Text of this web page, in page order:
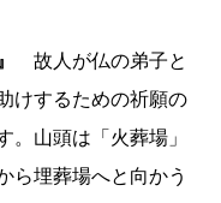
』 故人が仏の弟子と
けするための祈願の
。山頭は「火葬場」
ら埋葬場へと向かう